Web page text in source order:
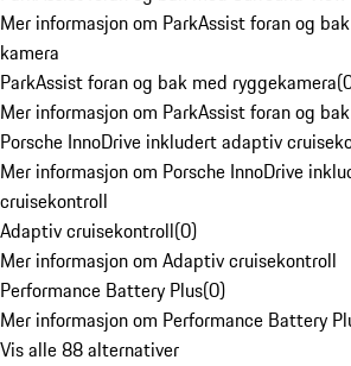
Mer informasjon om ParkAssist foran og
kamera
ParkAssist foran og bak med ryggekamera(
Mer informasjon om ParkAssist foran og
Porsche InnoDrive inkludert adaptiv
Mer informasjon om Porsche InnoDrive
cruisekontroll
Adaptiv cruisekontroll(0)
Mer informasjon om Adaptiv cruisekontroll
Performance Battery Plus(0)
Mer informasjon om Performance Battery
Vis alle 88 alternativer